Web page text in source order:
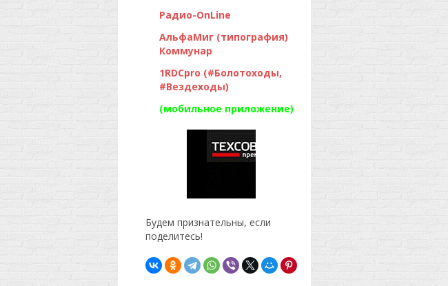
Радио-OnLine
АльфаМиг (типография)
Коммунар
1RDCpro (#Болотоходы,
#Вездеходы)
(мобильное приложение)
Будем признательны, если
поделитесь!